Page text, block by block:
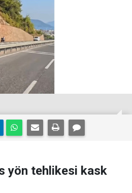
yön tehlikesi kask